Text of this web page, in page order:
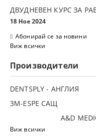
ДВУДНЕВЕН КУРС ЗА
18 Ное 2024
Абонирай се за новини
Виж всички
Производители
DENTSPLY - АНГЛИЯ
3М-ESPE САЩ
A&D
Виж всички